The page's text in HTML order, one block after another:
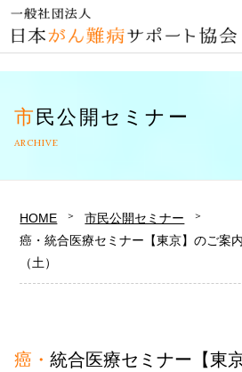
市民公開セミナー
ARCHIVE
HOME
市民公開セミナー
癌・統合医療セミナー【東京】のご案
（土）
癌・統合医療セミナー【東京】のご案内 2022